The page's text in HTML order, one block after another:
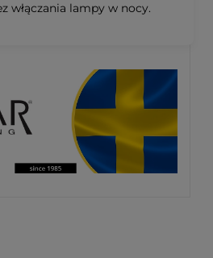
włączania lampy w nocy.